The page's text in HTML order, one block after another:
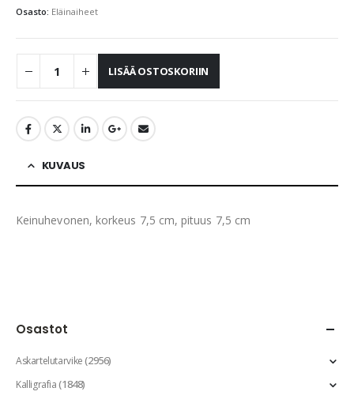
Osasto: Eläinaiheet
LISÄÄ OSTOSKORIIN
KUVAUS
Keinuhevonen, korkeus 7,5 cm, pituus 7,5 cm
Osastot
Askartelutarvike(2956)
Kalligrafia(1848)